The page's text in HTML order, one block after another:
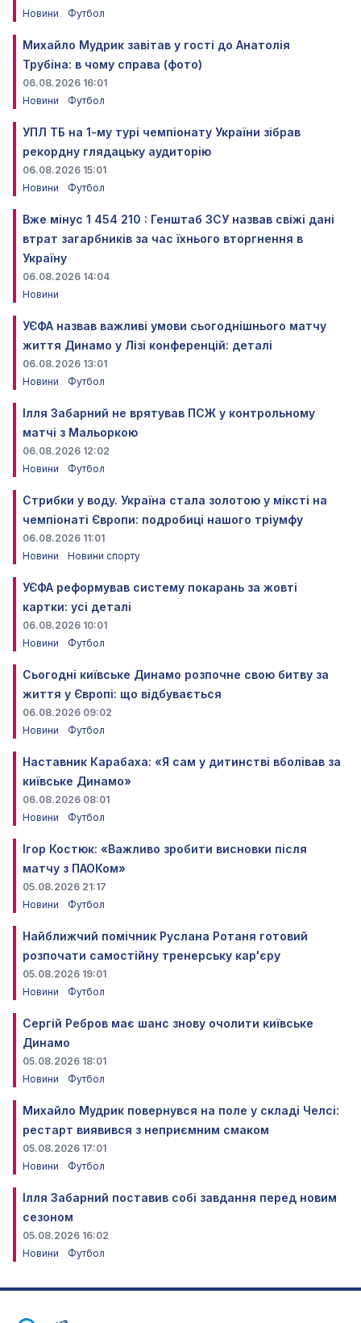
Новини
Футбол
Михайло Мудрик завітав у гості до Анатолія
Трубіна: в чому справа (фото)
06.08.2026 16:01
Новини
Футбол
УПЛ ТБ на 1-му турі чемпіонату України зібрав
рекордну глядацьку аудиторію
06.08.2026 15:01
Новини
Футбол
Вже мінус 1 454 210 : Генштаб ЗСУ назвав свіжі дані
втрат загарбників за час їхнього вторгнення в
Україну
06.08.2026 14:04
Новини
УЄФА назвав важливі умови сьогоднішнього матчу
життя Динамо у Лізі конференцій: деталі
06.08.2026 13:01
Новини
Футбол
Ілля Забарний не врятував ПСЖ у контрольному
матчі з Мальоркою
06.08.2026 12:02
Новини
Футбол
Стрибки у воду. Україна стала золотою у міксті на
чемпіонаті Європи: подробиці нашого тріумфу
06.08.2026 11:01
Новини
Новини спорту
УЄФА реформував систему покарань за жовті
картки: усі деталі
06.08.2026 10:01
Новини
Футбол
Сьогодні київське Динамо розпочне свою битву за
життя у Європі: що відбувається
06.08.2026 09:02
Новини
Футбол
Наставник Карабаха: «Я сам у дитинстві вболівав за
київське Динамо»
06.08.2026 08:01
Новини
Футбол
Ігор Костюк: «Важливо зробити висновки після
матчу з ПАОКом»
05.08.2026 21:17
Новини
Футбол
Найближчий помічник Руслана Ротаня готовий
розпочати самостійну тренерську кар'єру
05.08.2026 19:01
Новини
Футбол
Сергій Ребров має шанс знову очолити київське
Динамо
05.08.2026 18:01
Новини
Футбол
Михайло Мудрик повернувся на поле у складі Челсі:
рестарт виявився з неприємним смаком
05.08.2026 17:01
Новини
Футбол
Ілля Забарний поставив собі завдання перед новим
сезоном
05.08.2026 16:02
Новини
Футбол